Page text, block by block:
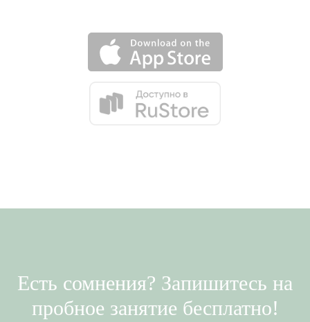
Есть сомнения? Запишитесь на
пробное занятие бесплатно!